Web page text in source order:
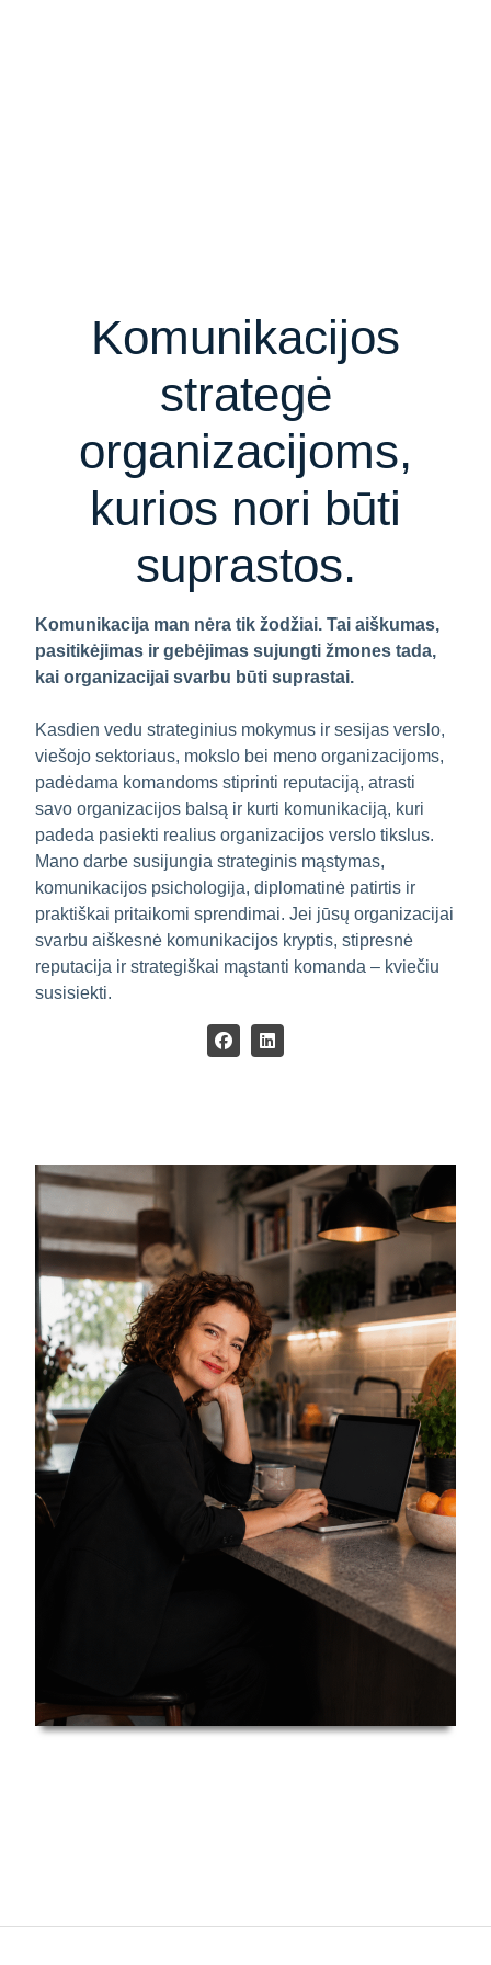
Komunikacijos
strategė
organizacijoms,
kurios nori būti
suprastos.
Komunikacija man nėra tik žodžiai. Tai aiškumas,
pasitikėjimas ir gebėjimas sujungti žmones tada,
kai organizacijai svarbu būti suprastai.
Kasdien vedu strateginius mokymus ir sesijas verslo,
viešojo sektoriaus, mokslo bei meno organizacijoms,
padėdama komandoms stiprinti reputaciją, atrasti
savo organizacijos balsą ir kurti komunikaciją, kuri
padeda pasiekti realius organizacijos verslo tikslus.
Mano darbe susijungia strateginis mąstymas,
komunikacijos psichologija, diplomatinė patirtis ir
praktiškai pritaikomi sprendimai. Jei jūsų organizacijai
svarbu aiškesnė komunikacijos kryptis, stipresnė
reputacija ir strategiškai mąstanti komanda – kviečiu
susisiekti.